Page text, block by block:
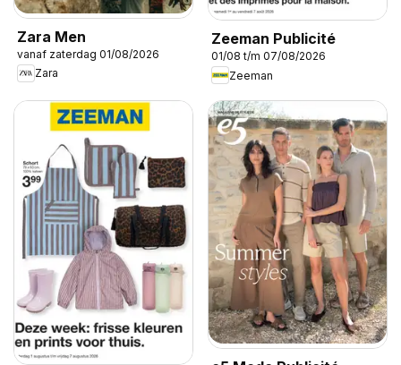
Zara Men
vanaf zaterdag 01/08/2026
Zara
Zeeman Publicité
01/08 t/m 07/08/2026
Zeeman